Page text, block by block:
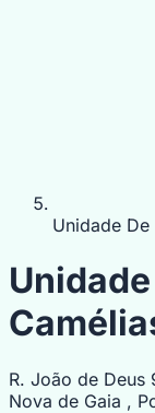
Unidade De
R. João de Deus
Nova de Gaia ,